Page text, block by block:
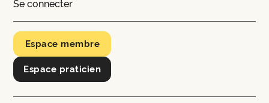
Se connecter
Espace membre
Espace praticien